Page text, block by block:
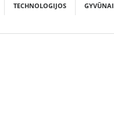
TECHNOLOGIJOS GYVŪNAI